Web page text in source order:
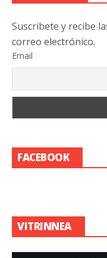
Suscribete y recibe
correo electrónico.
Email
FACEBOOK
VITRINNEA